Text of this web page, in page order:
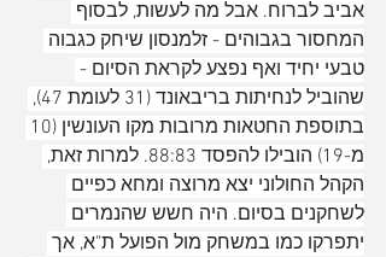
אביב לברוח. אבל מה לעשות, לבסוף
המחסור בגבוהים - זלמנסון שיחק כגבוה
טבעי יחיד ואף נפצע לקראת הסיום -
שהוביל לנחיתות בריבאונד (31 לעומת 47),
מ-19) הובילו להפסד 88:83. למרות זאת,
הקהל החולוני יצא מרוצה ומחא כפיים
לשחקנים בסיום. היה חשש שהנמרים
יתפרקו כמו במשחק מול הפועל ת"א, אך